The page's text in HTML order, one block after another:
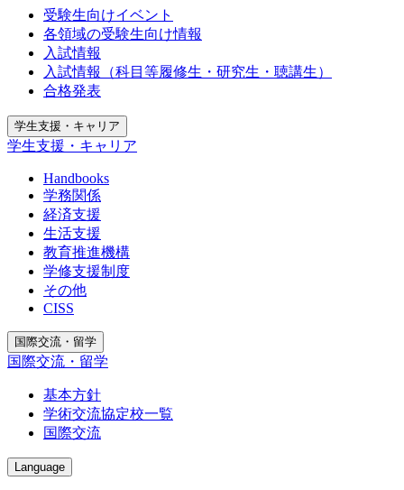
受験生向けイベント
各領域の受験生向け情報
入試情報
入試情報（科目等履修生・研究生・聴講生）
合格発表
学生支援・キャリア
学生支援・キャリア
Handbooks
学務関係
経済支援
生活支援
教育推進機構
学修支援制度
その他
CISS
国際交流・留学
国際交流・留学
基本方針
学術交流協定校一覧
国際交流
Language